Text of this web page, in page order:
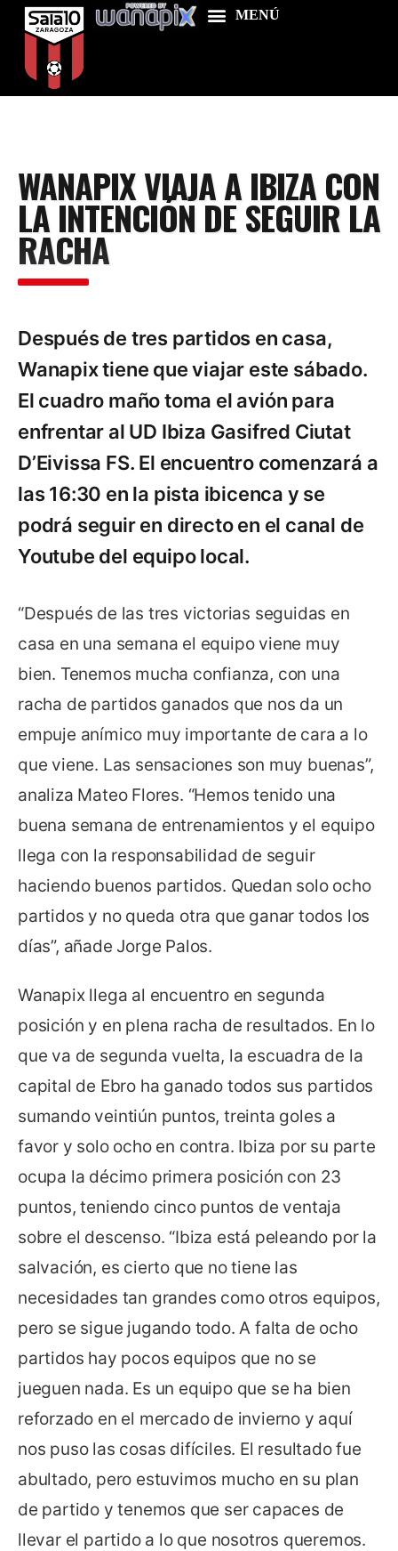
Food & Drink
Features
News
Contacts
WANAPIX VIAJA A IBIZA CON
LA INTENCIÓN DE SEGUIR LA
RACHA
Después de tres partidos en casa,
Wanapix tiene que viajar este sábado.
El cuadro maño toma el avión para
enfrentar al UD Ibiza Gasifred Ciutat
D’Eivissa FS. El encuentro comenzará a
las 16:30 en la pista ibicenca y se
podrá seguir en directo en el canal de
Youtube del equipo local.
“Después de las tres victorias seguidas en
casa en una semana el equipo viene muy
bien. Tenemos mucha confianza, con una
racha de partidos ganados que nos da un
empuje anímico muy importante de cara a lo
que viene. Las sensaciones son muy buenas”,
analiza Mateo Flores. “Hemos tenido una
buena semana de entrenamientos y el equipo
llega con la responsabilidad de seguir
haciendo buenos partidos. Quedan solo ocho
partidos y no queda otra que ganar todos los
días”, añade Jorge Palos.
Wanapix llega al encuentro en segunda
posición y en plena racha de resultados. En lo
que va de segunda vuelta, la escuadra de la
capital de Ebro ha ganado todos sus partidos
sumando veintiún puntos, treinta goles a
favor y solo ocho en contra. Ibiza por su parte
ocupa la décimo primera posición con 23
puntos, teniendo cinco puntos de ventaja
sobre el descenso. “Ibiza está peleando por la
salvación, es cierto que no tiene las
necesidades tan grandes como otros equipos,
pero se sigue jugando todo. A falta de ocho
partidos hay pocos equipos que no se
jueguen nada. Es un equipo que se ha bien
reforzado en el mercado de invierno y aquí
nos puso las cosas difíciles. El resultado fue
abultado, pero estuvimos mucho en su plan
de partido y tenemos que ser capaces de
llevar el partido a lo que nosotros queremos.